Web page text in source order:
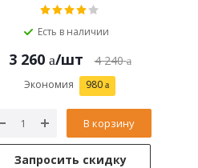
Есть в наличии
3 260 /шт 4 240
Экономия 980
В корзину
Запросить скидку